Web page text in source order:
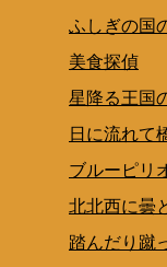
ふしぎの国
美食探偵
星降る王国
日に流れて
ブルーピリ
北北西に曇
踏んだり蹴